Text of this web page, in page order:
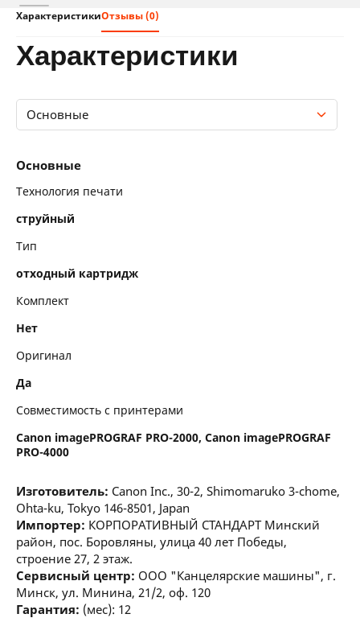
ХарактеристикиОтзывы (0)
характеристики
Основные
Основные
Технология печати
струйный
Тип
отходный картридж
Комплект
Нет
Оригинал
Да
Совместимость с принтерами
Canon imagePROGRAF PRO-2000, Canon imagePROGRAF
PRO-4000
Изготовитель: Canon Inc., 30-2, Shimomaruko 3-chome,
Ohta-ku, Tokyo 146-8501, Japan
Импортер: КОРПОРАТИВНЫЙ СТАНДАРТ Минский
район, пос. Боровляны, улица 40 лет Победы,
строение 27, 2 этаж.
Сервисный центр: ООО "Канцелярские машины", г.
Минск, ул. Минина, 21/2, оф. 120
Гарантия: (мес): 12